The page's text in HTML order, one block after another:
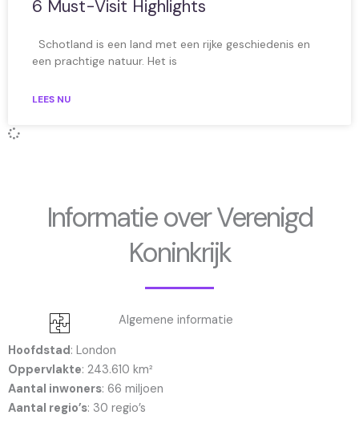
6 Must-Visit Highlights
Schotland is een land met een rijke geschiedenis en
een prachtige natuur. Het is
LEES NU
Informatie over Verenigd
Koninkrijk
Algemene informatie
Hoofdstad: London
Oppervlakte: 243.610 km²
Aantal inwoners: 66 miljoen
Aantal regio’s: 30 regio’s